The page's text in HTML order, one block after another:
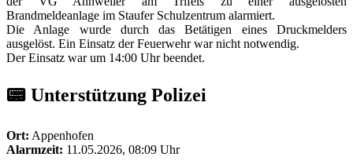
Brandmeldeanlage im Staufer Schulzentrum alarmiert.
Die Anlage wurde durch das Betätigen eines Druckmelders
ausgelöst. Ein Einsatz der Feuerwehr war nicht notwendig.
Der Einsatz war um 14:00 Uhr beendet.
📟 Unterstützung Polizei
Ort: Appenhofen
Alarmzeit: 11.05.2026, 08:09 Uhr